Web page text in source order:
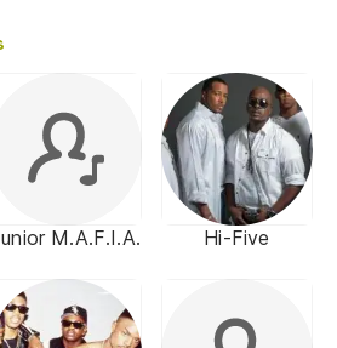
M.A.F.I.A. Hi-Five